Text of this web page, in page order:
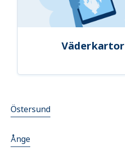
Väderkartor
Östersund
Ånge